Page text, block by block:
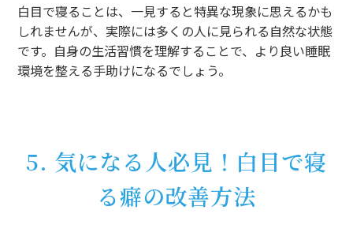
白目で寝ることは、一見すると特異な現象に思えるかも
しれませんが、実際には多くの人に見られる自然な状態
です。自身の生活習慣を理解することで、より良い睡眠
環境を整える手助けになるでしょう。
5. 気になる人必見！白目で寝
る癖の改善方法